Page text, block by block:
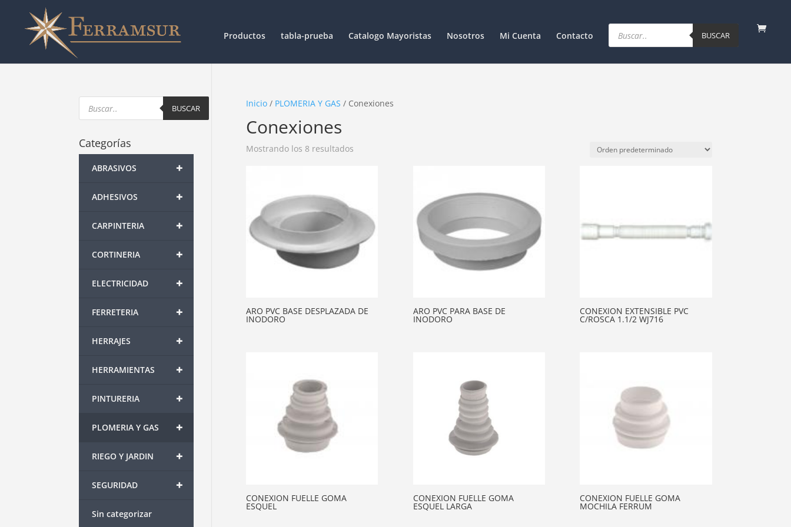
Productos tabla-prueba Catalogo Mayoristas Nosotros Mi Cuenta Contacto
Products
search BUSCAR
Inicio/ PLOMERIA Y GAS / Conexiones
Conexiones
Mostrando los 8 resultados
ARO PVC BASE DESPLAZADA DE
INODORO
ARO PVC PARA BASE DE
INODORO
CONEXION EXTENSIBLE PVC
C/ROSCA 1.1/2 WJ716
CONEXION FUELLE GOMA
ESQUEL
CONEXION FUELLE GOMA
ESQUEL LARGA
CONEXION FUELLE GOMA
MOCHILA FERRUM
Products
search BUSCAR
Categorías
+
ABRASIVOS
+
ADHESIVOS
+
CARPINTERIA
+
CORTINERIA
+
ELECTRICIDAD
+
FERRETERIA
+
HERRAJES
+
HERRAMIENTAS
+
PINTURERIA
+
PLOMERIA Y GAS
+
RIEGO Y JARDIN
+
SEGURIDAD
Sin categorizar